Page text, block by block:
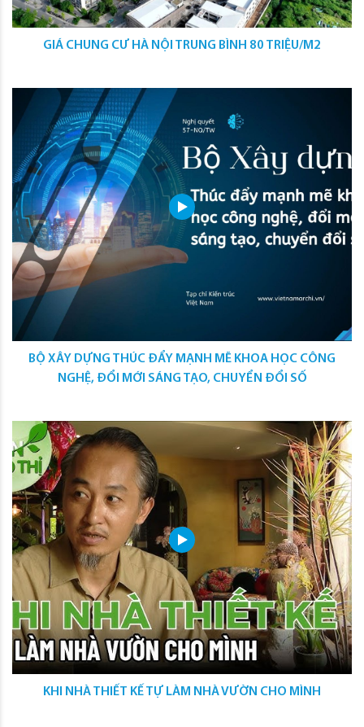
GIÁ CHUNG CƯ HÀ NỘI TRUNG BÌNH 80 TRIỆU/M2
BỘ XÂY DỰNG THÚC ĐẨY MẠNH MẼ KHOA HỌC CÔNG
NGHỆ, ĐỔI MỚI SÁNG TẠO, CHUYỂN ĐỔI SỐ
KHI NHÀ THIẾT KẾ TỰ LÀM NHÀ VƯỜN CHO MÌNH